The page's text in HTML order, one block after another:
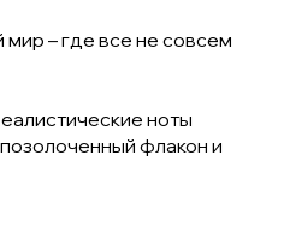
– где все не совсем
ноты
флакон и